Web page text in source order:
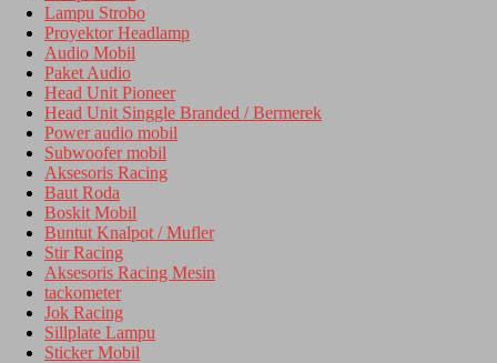
Lampu Strobo
Proyektor Headlamp
Audio Mobil
Paket Audio
Head Unit Pioneer
Head Unit Singgle Branded / Bermerek
Power audio mobil
Subwoofer mobil
Aksesoris Racing
Baut Roda
Boskit Mobil
Buntut Knalpot / Mufler
Stir Racing
Aksesoris Racing Mesin
tackometer
Jok Racing
Sillplate Lampu
Sticker Mobil